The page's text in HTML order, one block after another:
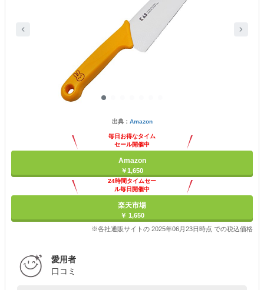
出典： Amazon
毎日お得なタイム
セール開催中
Amazon
￥1,650
24時間タイムセー
ル毎日開催中
楽天市場
￥ 1,650
※各社通販サイトの 2025年06月23日時点 での税込価格
愛用者
口コミ